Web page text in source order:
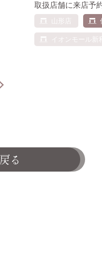
取扱店舗に来店予
山形店
イオンモール新
戻る